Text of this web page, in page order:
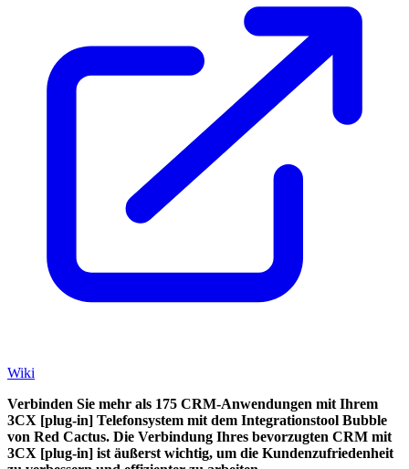
Wiki
Verbinden Sie mehr als 175 CRM-Anwendungen mit Ihrem
3CX [plug-in] Telefonsystem mit dem Integrationstool Bubble
von Red Cactus. Die Verbindung Ihres bevorzugten CRM mit
3CX [plug-in] ist äußerst wichtig, um die Kundenzufriedenheit